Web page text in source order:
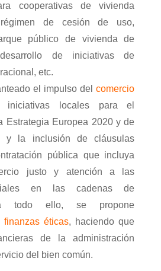
cooperativas de vivienda
de cesión de uso,
público de vivienda de
de iniciativas de
etc.
el impulso delcomercio
locales para el
Estrategia Europea 2020 y de
y la inclusión de cláusulas
pública que incluya
justo y atención a las
en las cadenas de
todo ello, se propone
finanzas éticas, haciendo que
de la administración
del bien común.